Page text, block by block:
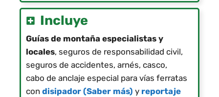
Incluye
Guías de montaña especialistas y
locales, seguros de responsabilidad civil,
seguros de accidentes, arnés, casco,
cabo de anclaje especial para vías ferratas
con disipador (Saber más) y reportaje